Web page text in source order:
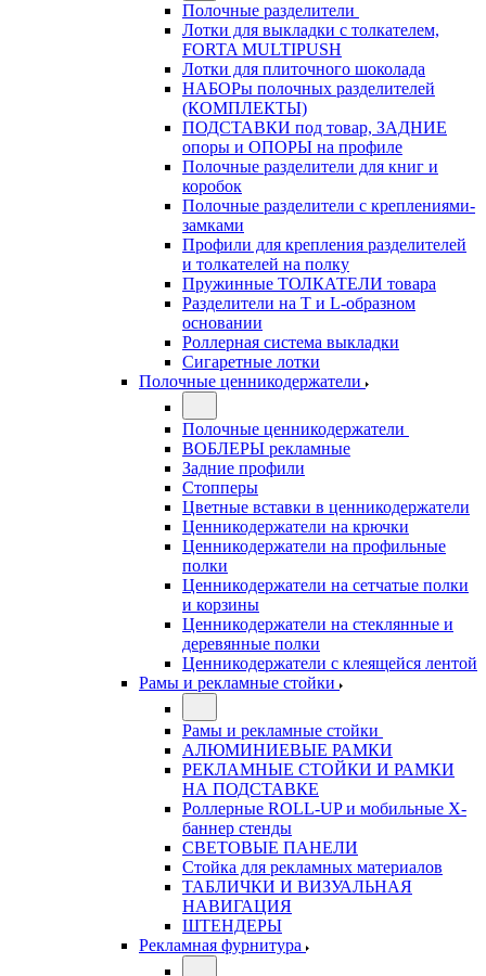
Полочные разделители
Лотки для выкладки с толкателем,
FORTA MULTIPUSH
Лотки для плиточного шоколада
НАБОРы полочных разделителей
(КОМПЛЕКТЫ)
ПОДСТАВКИ под товар, ЗАДНИЕ
опоры и ОПОРЫ на профиле
Полочные разделители для книг и
коробок
Полочные разделители с креплениями-
замками
Профили для крепления разделителей
и толкателей на полку
Пружинные ТОЛКАТЕЛИ товара
Разделители на Т и L-образном
основании
Роллерная система выкладки
Сигаретные лотки
Полочные ценникодержатели
Полочные ценникодержатели
ВОБЛЕРЫ рекламные
Задние профили
Стопперы
Цветные вставки в ценникодержатели
Ценникодержатели на крючки
Ценникодержатели на профильные
полки
Ценникодержатели на сетчатые полки
и корзины
Ценникодержатели на стеклянные и
деревянные полки
Ценникодержатели с клеящейся лентой
Рамы и рекламные стойки
Рамы и рекламные стойки
АЛЮМИНИЕВЫЕ РАМКИ
РЕКЛАМНЫЕ СТОЙКИ И РАМКИ
НА ПОДСТАВКЕ
Роллерные ROLL-UP и мобильные X-
баннер стенды
СВЕТОВЫЕ ПАНЕЛИ
Стойка для рекламных материалов
ТАБЛИЧКИ И ВИЗУАЛЬНАЯ
НАВИГАЦИЯ
ШТЕНДЕРЫ
Рекламная фурнитура